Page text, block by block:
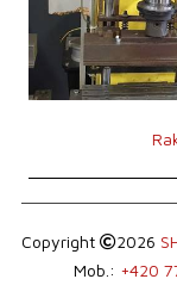
Maschinengewicht
Kontrollsystem
Copyright 2026
Mob.: +420